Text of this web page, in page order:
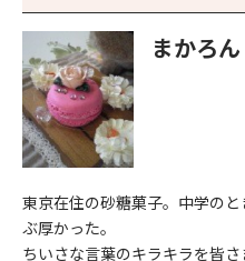
まかろん
東京在住の砂糖菓子。中学の
ぶ厚かった。
ちいさな言葉のキラキラを皆さ